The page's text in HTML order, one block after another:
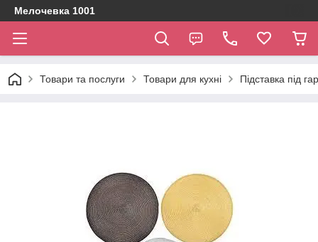
Мелочевка 1001
Товари та послуги Товари для кухні Підставка під